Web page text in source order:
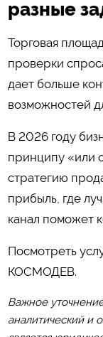
разные
Торговая
проверки
дает больше
возможностей
В 2026 году
принципу «или
стратегию
прибыль, где
канал поможет
Посмотреть
КОСМОДЕВ.
Важное
аналитический и